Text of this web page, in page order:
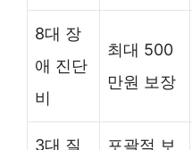
8대 장
애 진단
비
최대 500
만원 보장
3대 질 포괄적 보